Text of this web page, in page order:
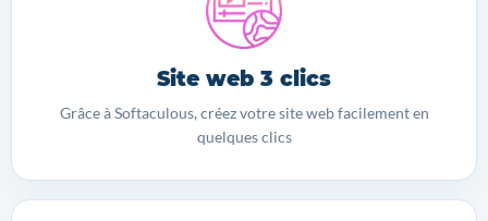
Site web 3 clics
Grâce à Softaculous, créez votre site web facilement en
quelques clics